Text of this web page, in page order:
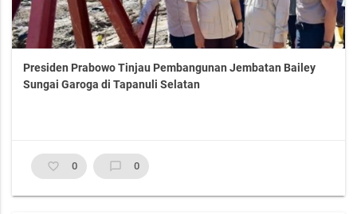
Presiden Prabowo Tinjau Pembangunan Jembatan Bailey
Sungai Garoga di Tapanuli Selatan
favorite_border 0 chat_bubble_outline 0